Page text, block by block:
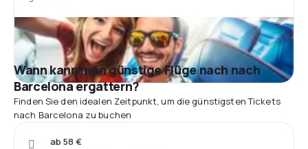
Wann kann man günstige Flüge nach nach
Barcelona ergattern?
Finden Sie den idealen Zeitpunkt, um die günstigsten Tickets
nach Barcelona zu buchen
ab 58 €